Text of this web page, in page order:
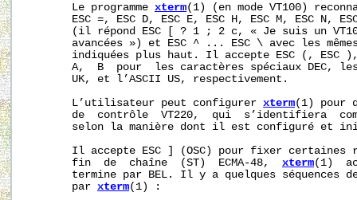
       Le programme
xterm(1) (en mode VT100)
ESC =, ESC D, ESC E, ESC H, ESC M, ESC N,
(il répond ESC [ ? 1 ; 2 c, « Je suis un
avancées ») et ESC ^ ... ESC \ avec les
indiquées plus haut. Il accepte ESC (, ESC
A,  B  pour  les caractères spéciaux DEC,
       UK, et l’ASCII US, respectivement.
       L’utilisateur peut configurer
xterm(1) pour
de  contrôle  VT220,  qui  s’identifiera
selon la manière dont il est configuré et
Il accepte ESC ] (OSC) pour fixer certaines
       fin  de  chaîne  (ST)  ECMA-48,
xterm(1)
termine par BEL. Il y a quelques séquences
       par
xterm(1) :